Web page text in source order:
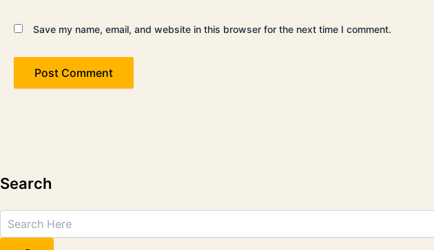
Save my name, email, and website in this browser for the next time I comment.
Search
Search